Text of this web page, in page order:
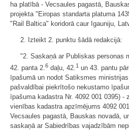
ha platībā - Vecsaules pagastā,
projekta "Eiropas standarta platuma
"Rail Baltica" koridorā caur Igauniju,
2. Izteikt 2. punktu šādā redakcijā:
"2. Saskaņā ar Publiskas personas
42. panta 2.6 daļu, 42.1 un 43. pantu
īpašumā un nodot Satiksmes
pašvaldībai piekrītošo nekustamo
īpašuma kadastra Nr. 4092 001 0395) -
vienības kadastra apzīmējums 4092
Vecsaules pagastā, Bauskas novadā,
saskaņā ar Sabiedrības vajadzībām